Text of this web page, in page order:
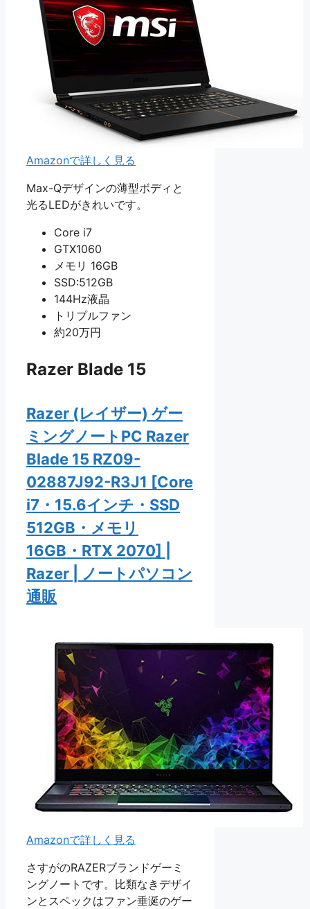
Amazonで詳しく見る
Max-Qデザインの薄型ボディと
光るLEDがきれいです。
Core i7
GTX1060
メモリ 16GB
SSD:512GB
144Hz液晶
トリプルファン
約20万円
Razer Blade 15
Razer (レイザー) ゲー
ミングノートPC Razer
Blade 15 RZ09-
02887J92-R3J1 [Core
i7・15.6インチ・SSD
512GB・メモリ
16GB・RTX 2070] |
Razer | ノートパソコン
通販
Amazonで詳しく見る
さすがのRAZERブランドゲーミ
ングノートです。比類なきデザイ
ンとスペックはファン垂涎のゲー